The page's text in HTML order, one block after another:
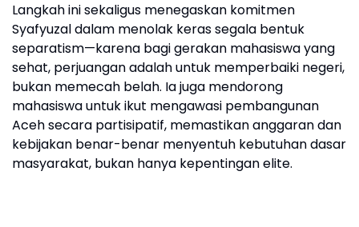
Langkah ini sekaligus menegaskan komitmen
Syafyuzal dalam menolak keras segala bentuk
separatism—karena bagi gerakan mahasiswa yang
sehat, perjuangan adalah untuk memperbaiki negeri,
bukan memecah belah. Ia juga mendorong
mahasiswa untuk ikut mengawasi pembangunan
Aceh secara partisipatif, memastikan anggaran dan
kebijakan benar-benar menyentuh kebutuhan dasar
masyarakat, bukan hanya kepentingan elite.